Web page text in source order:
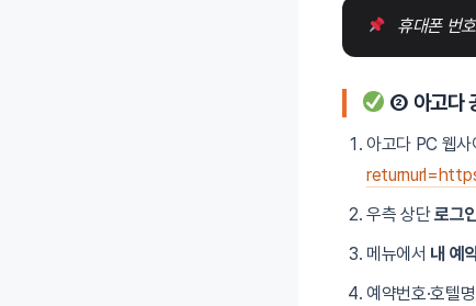
휴대폰 번
② 아고다
아고다 PC 웹사
우측 상단로그
메뉴에서 내 예
예약번호·호텔